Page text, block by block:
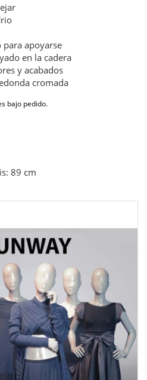
apoyarse
en la cadera
y acabados
cromada
bajo pedido.
89 cm